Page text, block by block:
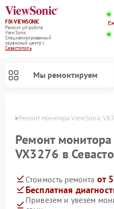
FIX-VIEWSONIC
Ремонт устройств
ViewSonic
Специализированный
cервисный центр г.
Севастополь
Мы ремонтируем
Ремонт монитора ViewSonic
Ремонт
VX3276 в
Стоимость ремонта от
Бесплатная
Привезем и увезем